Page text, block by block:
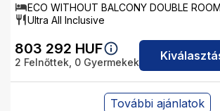
ECO WITHOUT BALCONY DOUBLE ROOM
Ultra All Inclusive
803 292 HUF
2 Felnőttek, 0 Gyermekek
További ajánlatok